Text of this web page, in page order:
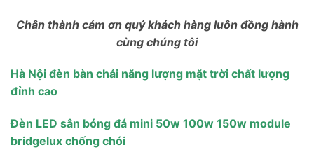
Chân thành cám ơn quý khách hàng luôn đồng hành
cùng chúng tôi
Hà Nội đèn bàn chải năng lượng mặt trời chất lượng
đỉnh cao
Đèn LED sân bóng đá mini 50w 100w 150w module
bridgelux chống chói